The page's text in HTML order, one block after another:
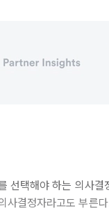
선택해야 하는 의사
사결정자라고도 부른